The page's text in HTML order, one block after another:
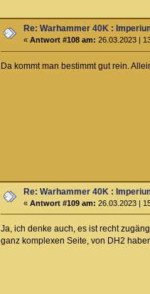
Re: Warhammer 40K :
«Antwort #108 am: 26.03.2023 |
Da kommt man bestimmt gut rein.
Re: Warhammer 40K :
«Antwort #109 am: 26.03.2023 |
Ja, ich denke auch, es ist recht
ganz komplexen Seite, von DH2